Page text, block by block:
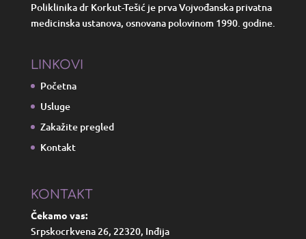
Poliklinika dr Korkut-Tešić je prva Vojvođanska privatna
medicinska ustanova, osnovana polovinom 1990. godine.
LINKOVI
Početna
Usluge
Zakažite pregled
Kontakt
KONTAKT
Čekamo vas:
Srpskocrkvena 26, 22320, Inđija